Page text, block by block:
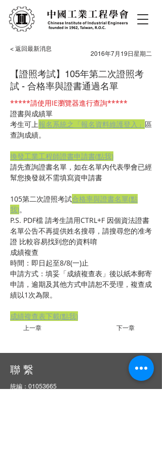
< 返回最新消息
2016年7月19日星期二
【證照考試】105年第二次證照考
試 - 合格率與證書通過名單
*****請使用IE瀏覽器進行查詢*****
證書與成績單
考生可上報名系統之「報名資料維護登入」 區
查詢成績。
換發工業工程師證書申請書(點我)
請先查詢證書名單，如在名單內代表學會已經
幫您換發就不需填寫資申請書
105第二次證照考試合格率與證書名單(點
我)。
P.S. PDF檔 請考生請用CTRL+F 因個資法證書
名單公告不再提供姓名搜尋，請搜尋您的准考
證 比較容易找到您的資料唷
成績複查
時間：即日起至8/8(一)止
申請方式：填妥「成績複查表」後以紙本郵寄
申請，逾期及其他方式申請恕不受理，複查成
績以1次為限。
成績複查表下載(點我)
上一章 下一章
聯 繋
統編：01053665